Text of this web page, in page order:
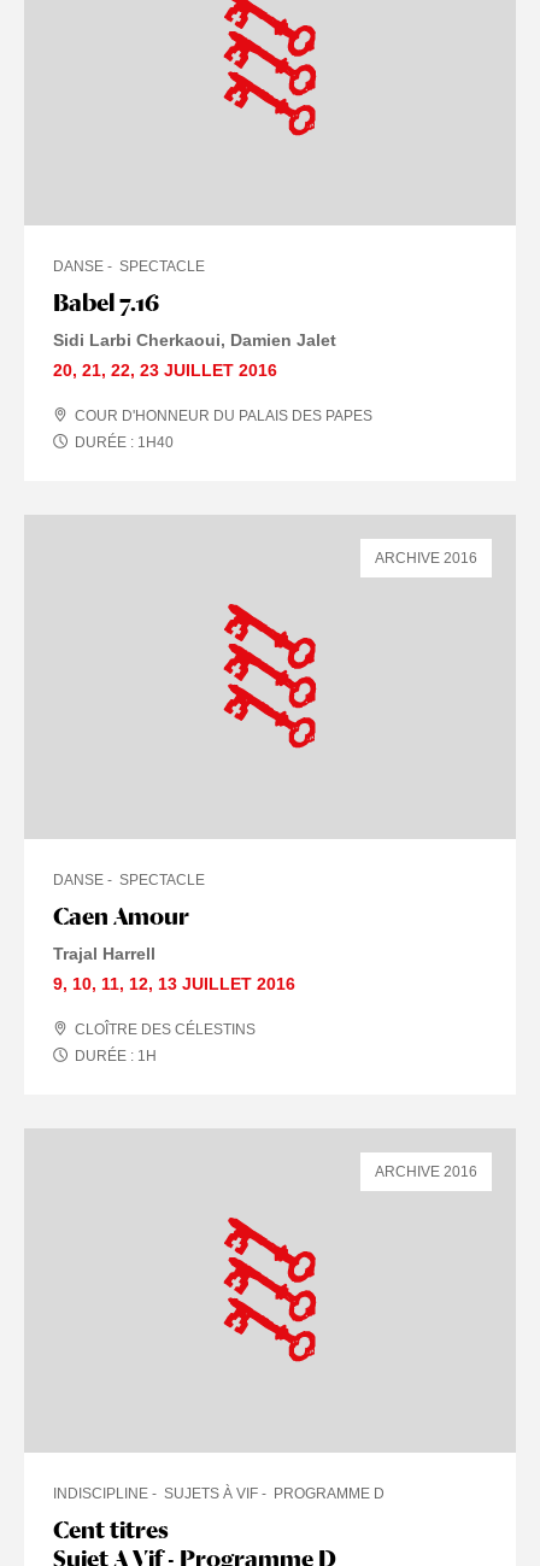
Babel 7.16
DANSE SPECTACLE
Sidi Larbi Cherkaoui
Damien Jalet
20, 21, 22, 23 JUILLET 2016
COUR D'HONNEUR DU PALAIS DES PAPES
DURÉE : 1 H40
Caen Amour
DANSE SPECTACLE
Trajal Harrell
9, 10, 11, 12, 13 JUILLET 2016
CLOÎTRE DES CÉLESTINS
DURÉE : 1H
ARCHIVE 2016
Cent titres
Sujet A Vif - Programme D
INDISCIPLINE SUJETS À VIF PROGRAMME D
ARCHIVE 2016